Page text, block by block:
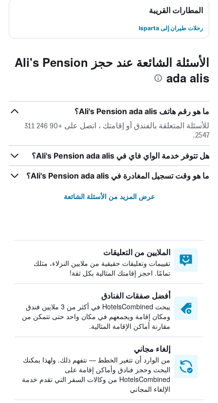
المطارات القريبة
رحلات طيران إلى Isparta
الأسئلة الشائعة عند حجز Ali's Pension
ada alis
ما هو رقم هاتف Ali's Pension ada alis؟
للأسئلة المتعلقة بالفندق أو إقامتك ، اتصل على +90 246 311
2547.
هل تتوفر خدمة الواي فاي في Ali's Pension ada alis؟
ما هو وقت تسجيل المغادرة في Ali's Pension ada alis؟
عرض المزيد من الأسئلة الشائعة
الملايين من التعليقات
تقييمات وتعليقات حقيقية من ملايين النزلاء، مثلك
تمامًا. احجز إقامتك المثالية بكل ثقة!
أفضل صفقات الفنادق
يبحث HotelsCombined في أكثر من 3 ملايين فندق
ومكان إقامة ويجمعهم في مكان واحد حتى تتمكن من
مقارنة أماكن الإقامة المثالية.
إلغاء مجاني
من الوارد أن تتغير الخطط — نتفهم ذلك. ولهذا يمكنك
البحث وحجز فنادق وأماكن إقامة على
HotelsCombined من وكالات السفر التي تقدم خدمة
الإلغاء المجاني